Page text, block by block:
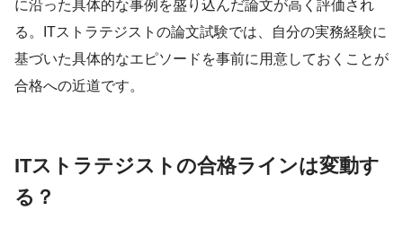
に沿った具体的な事例を盛り込んだ論文が高く評価され
る。ITストラテジストの論文試験では、自分の実務経験に
基づいた具体的なエピソードを事前に用意しておくことが
合格への近道です。
ITストラテジストの合格ラインは変動す
る？